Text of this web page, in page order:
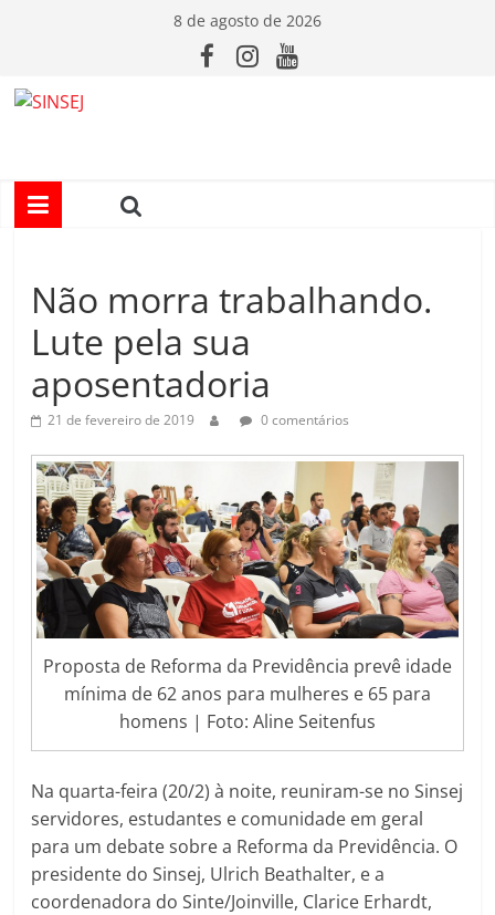
conteúdo
8 de agosto de 2026
I
S
E
Não morra trabalhando.
Lute pela sua
aposentadoria
21 de fevereiro de 2019 0 comentários
Proposta de Reforma da Previdência prevê idade
mínima de 62 anos para mulheres e 65 para
homens | Foto: Aline Seitenfus
Na quarta-feira (20/2) à noite, reuniram-se no Sinsej
servidores, estudantes e comunidade em geral
para um debate sobre a Reforma da Previdência. O
presidente do Sinsej, Ulrich Beathalter, e a
coordenadora do Sinte/Joinville, Clarice Erhardt,